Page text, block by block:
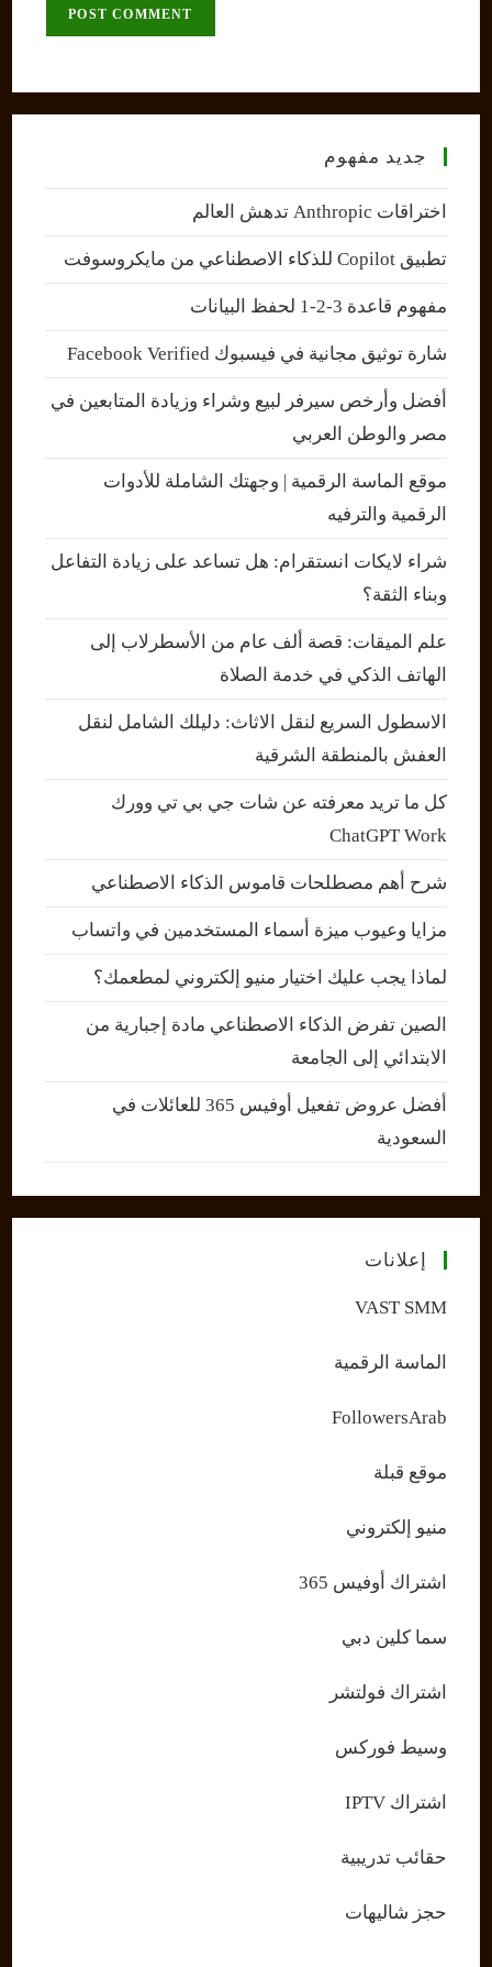
جديد مفهوم
اختراقات Anthropic تدهش العالم
تطبيق Copilot للذكاء الاصطناعي من مايكروسوفت
مفهوم قاعدة 3-2-1 لحفظ البيانات
شارة توثيق مجانية في فيسبوك Facebook Verified
أفضل وأرخص سيرفر لبيع وشراء وزيادة المتابعين في
مصر والوطن العربي
موقع الماسة الرقمية | وجهتك الشاملة للأدوات
الرقمية والترفيه
شراء لايكات انستقرام: هل تساعد على زيادة التفاعل
وبناء الثقة؟
علم الميقات: قصة ألف عام من الأسطرلاب إلى
الهاتف الذكي في خدمة الصلاة
الاسطول السريع لنقل الاثاث: دليلك الشامل لنقل
العفش بالمنطقة الشرقية
كل ما تريد معرفته عن شات جي بي تي وورك
ChatGPT Work
شرح أهم مصطلحات قاموس الذكاء الاصطناعي
مزايا وعيوب ميزة أسماء المستخدمين في واتساب
لماذا يجب عليك اختيار منيو إلكتروني لمطعمك؟
الصين تفرض الذكاء الاصطناعي مادة إجبارية من
الابتدائي إلى الجامعة
أفضل عروض تفعيل أوفيس 365 للعائلات في
السعودية
إعلانات
VAST SMM
الماسة الرقمية
FollowersArab
موقع قبلة
منيو إلكتروني
اشتراك أوفيس 365
سما كلين دبي
اشتراك فولتشر
وسيط فوركس
اشتراك IPTV
حقائب تدريبية
حجز شاليهات